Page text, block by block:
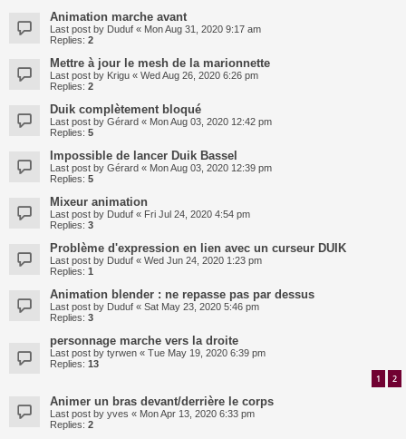
Animation marche avant
Last post by Duduf « Mon Aug 31, 2020 9:17 am
Replies: 2
Mettre à jour le mesh de la marionnette
Last post by Krigu « Wed Aug 26, 2020 6:26 pm
Replies: 2
Duik complètement bloqué
Last post by Gérard « Mon Aug 03, 2020 12:42 pm
Replies: 5
Impossible de lancer Duik Bassel
Last post by Gérard « Mon Aug 03, 2020 12:39 pm
Replies: 5
Mixeur animation
Last post by Duduf « Fri Jul 24, 2020 4:54 pm
Replies: 3
Problème d'expression en lien avec un curseur DUIK
Last post by Duduf « Wed Jun 24, 2020 1:23 pm
Replies: 1
Animation blender : ne repasse pas par dessus
Last post by Duduf « Sat May 23, 2020 5:46 pm
Replies: 3
personnage marche vers la droite
Last post by tyrwen « Tue May 19, 2020 6:39 pm
Replies: 13
1 2
Animer un bras devant/derrière le corps
Last post by yves « Mon Apr 13, 2020 6:33 pm
Replies: 2